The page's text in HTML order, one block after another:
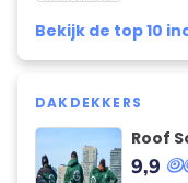
Bekijk de top 10
DAKDEKKERS
Roof
9,9